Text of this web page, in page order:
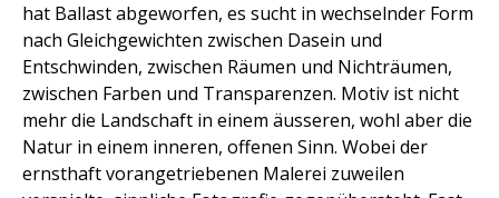
hat Ballast abgeworfen, es sucht in wechselnder Form
nach Gleichgewichten zwischen Dasein und
Entschwinden, zwischen Räumen und Nichträumen,
zwischen Farben und Transparenzen. Motiv ist nicht
mehr die Landschaft in einem äusseren, wohl aber die
Natur in einem inneren, offenen Sinn. Wobei der
ernsthaft vorangetriebenen Malerei zuweilen